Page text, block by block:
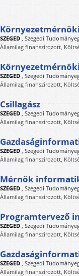
Környezetmérnöki
SZEGED Szegedi
Államilag finanszírozott,
Környezetmérnöki
SZEGED Szegedi
Államilag finanszírozott,
Csillagász
SZEGED Szegedi
Államilag finanszírozott,
SZEGED Szegedi
Államilag finanszírozott,
Mérnök
SZEGED Szegedi
Államilag finanszírozott,
Programtervező
SZEGED Szegedi
Államilag finanszírozott,
SZEGED Szegedi
Államilag finanszírozott,